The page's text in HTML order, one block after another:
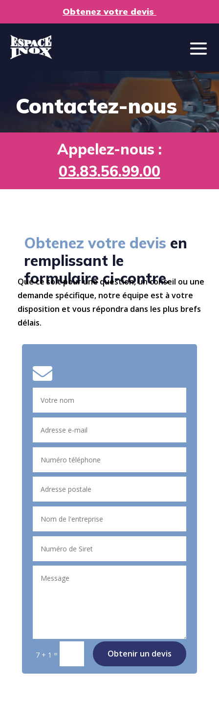
Obtenez votre devis
Contactez-nous
Appelez-nous :
03.83.56.99.00
Obtenez votre devis en
remplissant le
formulaire ci-contre.
Que ce soit pour une question, un conseil ou une
demande spécifique, notre équipe est à votre
disposition et vous répondra dans les plus brefs
délais.

7 + 1 = Obtenir un devis